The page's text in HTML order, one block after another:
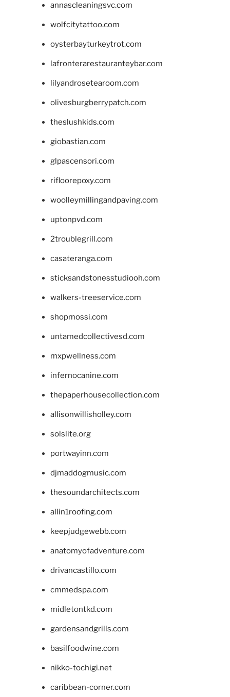
annascleaningsvc.com
wolfcitytattoo.com
oysterbayturkeytrot.com
lafronterarestauranteybar.com
lilyandrosetearoom.com
olivesburgberrypatch.com
theslushkids.com
giobastian.com
glpascensori.com
rifloorepoxy.com
woolleymillingandpaving.com
uptonpvd.com
2troublegrill.com
casateranga.com
sticksandstonesstudiooh.com
walkers-treeservice.com
shopmossi.com
untamedcollectivesd.com
mxpwellness.com
infernocanine.com
thepaperhousecollection.com
allisonwillisholley.com
solslite.org
portwayinn.com
djmaddogmusic.com
thesoundarchitects.com
allin1roofing.com
keepjudgewebb.com
anatomyofadventure.com
drivancastillo.com
cmmedspa.com
midletontkd.com
gardensandgrills.com
basilfoodwine.com
nikko-tochigi.net
caribbean-corner.com